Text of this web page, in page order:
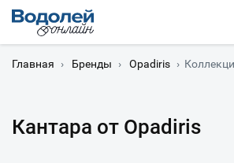
Главная › Бренды › Opadiris ›
Кантара от Opadiris